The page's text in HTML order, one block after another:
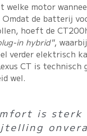
welke motor
Omdat de batterij
hoeft de
in hybrid",
verder elektrisch
CT is
wel.
is